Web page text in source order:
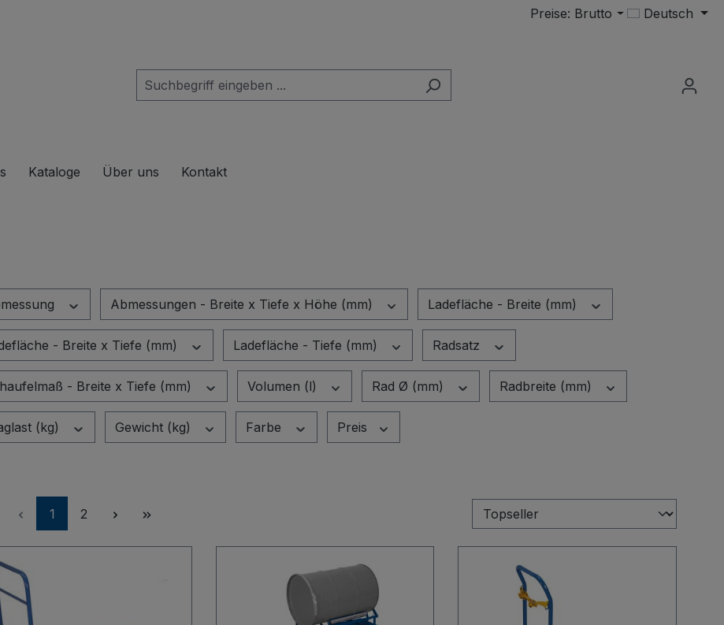
Preise: Brutto Deutsch
das Dropdown der Kategorie Produkte
Kataloge Über uns Kontakt
Abmessungen - Breite x Tiefe x Höhe (mm) Ladefläche - Breite (mm)
- Breite x Tiefe (mm) Ladefläche - Tiefe (mm) Radsatz
- Breite x Tiefe (mm) Volumen (l) Rad Ø (mm) Radbreite (mm)
(kg) Gewicht (kg) Farbe Preis
Seite
1 Seite
2